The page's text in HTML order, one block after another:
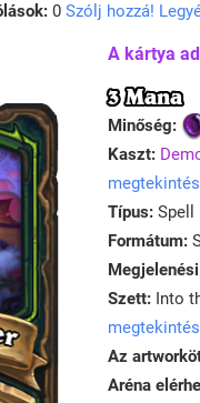
0 Szólj hozzá!
A kártya
3 Mana
Minőség:
Kaszt:
Típus: Spell
Formátum:
Szett: Into
Az
Aréna